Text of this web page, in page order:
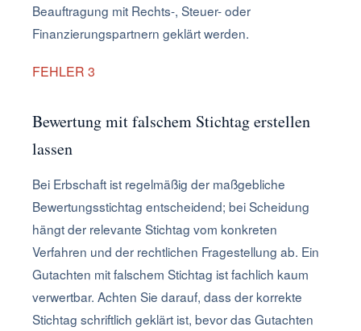
Beauftragung mit Rechts-, Steuer- oder
Finanzierungspartnern geklärt werden.
FEHLER 3
Bewertung mit falschem Stichtag erstellen
lassen
Bei Erbschaft ist regelmäßig der maßgebliche
Bewertungsstichtag entscheidend; bei Scheidung
hängt der relevante Stichtag vom konkreten
Verfahren und der rechtlichen Fragestellung ab. Ein
Gutachten mit falschem Stichtag ist fachlich kaum
verwertbar. Achten Sie darauf, dass der korrekte
Stichtag schriftlich geklärt ist, bevor das Gutachten